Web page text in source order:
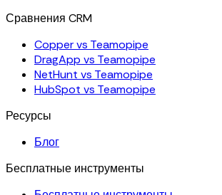
Сравнения CRM
Copper vs Teamopipe
DragApp vs Teamopipe
NetHunt vs Teamopipe
HubSpot vs Teamopipe
Ресурсы
Блог
Бесплатные инструменты